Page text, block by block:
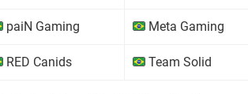
paiN Gaming Meta Gaming
RED Canids Team Solid